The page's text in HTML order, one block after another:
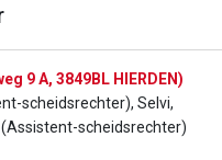
9 A, 3849BL HIERDEN)
scheidsrechter), Selvi,
(Assistent-scheidsrechter)